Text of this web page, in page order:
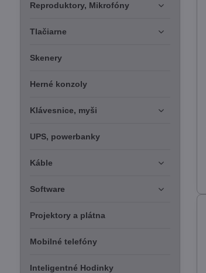
Reproduktory, Mikrofóny
Tlačiarne
Skenery
Herné konzoly
Klávesnice, myši
UPS, powerbanky
Káble
Software
Projektory a plátna
Mobilné telefóny
Inteligentné Hodinky